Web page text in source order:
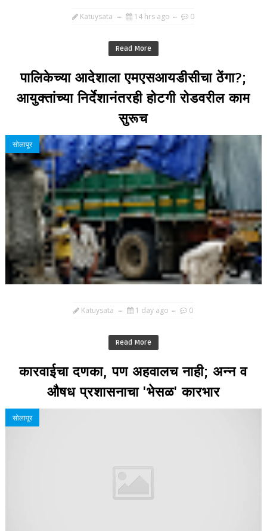
Katuysata 14 hrs ago 0
Read More
पालिकेच्या आदेशाला एमएसआयडीसीचा ठेंगा?;
आयुक्तांच्या निर्देशानंतरही होटगी रोडवरील काम
सुरूच
सोलापूर
Katuysata 1 day ago 0
Read More
कारवाईचा दणका, पण अहवालच नाही; अन्न व
औषध प्रशासनाचा 'भेसळ' कारभार
सोलापूर